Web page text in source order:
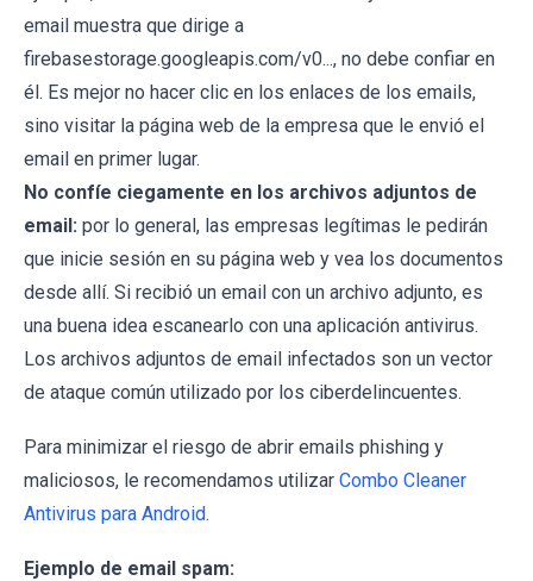
email muestra que dirige a
firebasestorage.googleapis.com/v0..., no debe confiar en
él. Es mejor no hacer clic en los enlaces de los emails,
sino visitar la página web de la empresa que le envió el
email en primer lugar.
No confíe ciegamente en los archivos adjuntos de
email: por lo general, las empresas legítimas le pedirán
que inicie sesión en su página web y vea los documentos
desde allí. Si recibió un email con un archivo adjunto, es
una buena idea escanearlo con una aplicación antivirus.
Los archivos adjuntos de email infectados son un vector
de ataque común utilizado por los ciberdelincuentes.
Para minimizar el riesgo de abrir emails phishing y
maliciosos, le recomendamos utilizar Combo Cleaner
Antivirus para Android.
Ejemplo de email spam: